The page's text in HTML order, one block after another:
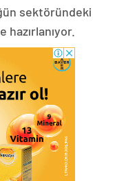
sektöründeki
hazırlanıyor.